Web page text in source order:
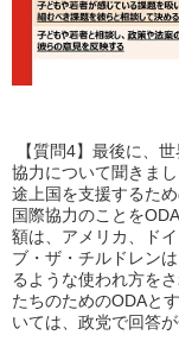
【質問4】最後に、
協力について聞きまし
途上国を支援するた
国際協力のことを
額は、アメリカ、ド
ブ・ザ・チルドレン
るような使われ方を
たちのためのODAと
いては、政党で回答が